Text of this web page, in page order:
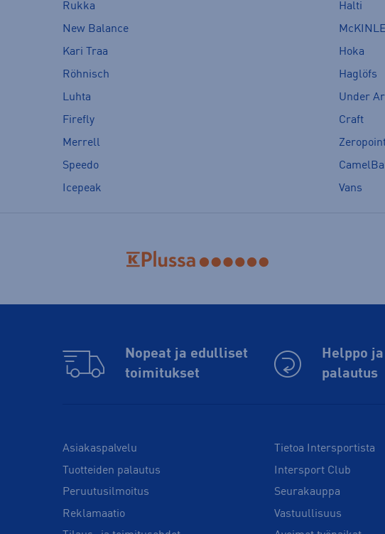
Rukka
Halti
New Balance
Kari Traa
Hoka
Röhnisch
Haglöfs
Luhta
Under
Firefly
Craft
Merrell
Speedo
Icepeak
Vans
Nopeat ja edulliset
toimitukset
Helppo
palautus
Asiakaspalvelu
Tuotteiden palautus
Peruutusilmoitus
Reklamaatio
Tietoa Intersportista
Intersport Club
Seurakauppa
Vastuullisuus